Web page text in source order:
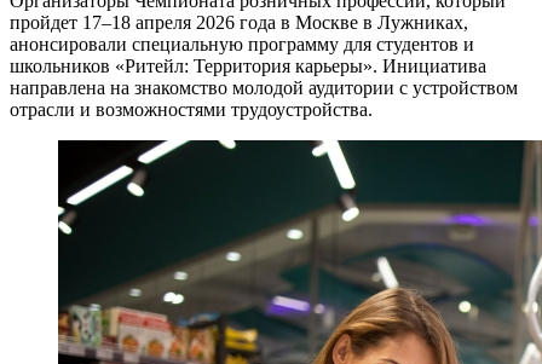
пройдет 17–18 апреля 2026 года в Москве в Лужниках,
анонсировали специальную программу для студентов и
школьников «Ритейл: Территория карьеры». Инициатива
направлена на знакомство молодой аудитории с устройством
отрасли и возможностями трудоустройства.